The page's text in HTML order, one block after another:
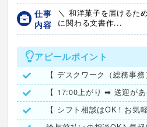
仕事
内容
＼ 和洋菓子を届けるた
に関わる文書作...
アピールポイント
【 17:00上がり ➡ 送迎があ
【 シフト相談はOK！お気